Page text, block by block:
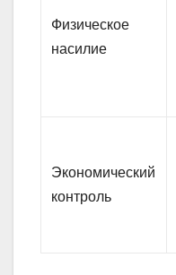
Физическое
насилие
Экономический
контроль